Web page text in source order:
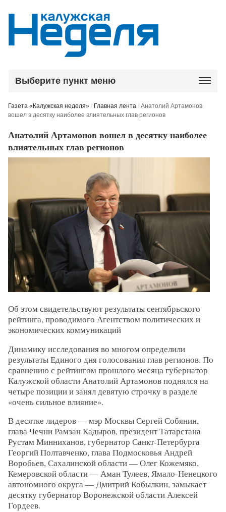
Выберите пункт меню
Газета «Калужская неделя» / Главная лента /Анатолий Артамонов
вошел в десятку наиболее влиятельных глав регионов
Анатолий Артамонов вошел в десятку наиболее
влиятельных глав регионов
Об этом свидетельствуют результаты сентябрьского
рейтинга, проводимого Агентством политических и
экономических коммуникаций
Динамику исследования во многом определили
результаты Единого дня голосования глав регионов. По
сравнению с рейтингом прошлого месяца губернатор
Калужской области Анатолий Артамонов поднялся на
четыре позиции и занял девятую строчку в разделе
«очень сильное влияние».
В десятке лидеров — мэр Москвы Сергей Собянин,
глава Чечни Рамзан Кадыров, президент Татарстана
Рустам Минниханов, губернатор Санкт-Петербурга
Георгий Полтавченко, глава Подмосковья Андрей
Воробьев, Сахалинской области — Олег Кожемяко,
Кемеровской области — Аман Тулеев, Ямало-Ненецкого
автономного округа — Дмитрий Кобылкин, замыкает
десятку губернатор Воронежской области Алексей
Гордеев.